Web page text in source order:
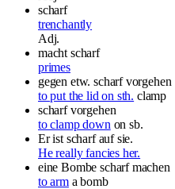
scharf
trenchantly
Adj.
macht scharf
primes
gegen etw. scharf vorgehen
to put the lid on sth. clamp
scharf vorgehen
to clamp down on sb.
Er ist scharf auf sie.
He really fancies her.
eine Bombe scharf machen
to arm a bomb